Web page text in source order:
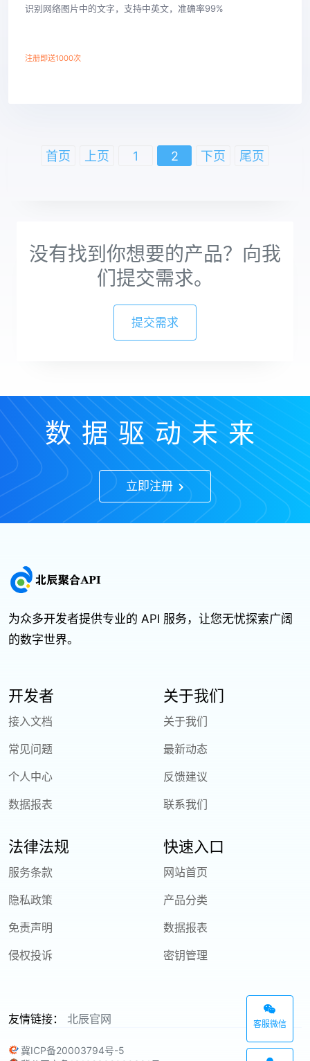
识别网络图片中的文字，支持中英文，准确率99%
注册即送1000次
首页 上页 1 2 下页 尾页
没有找到你想要的产品？向我
们提交需求。
提交需求
数据驱动未来
立即注册
为众多开发者提供专业的 API 服务，让您无忧探索广阔
的数字世界。
开发者
接入文档
常见问题
个人中心
数据报表
关于我们
关于我们
最新动态
反馈建议
联系我们
法律法规
服务条款
隐私政策
免责声明
侵权投诉
快速入口
网站首页
产品分类
数据报表
密钥管理
友情链接： 北辰官网
冀ICP备20003794号-5
客服微信